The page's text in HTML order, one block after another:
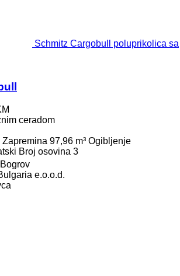
Schmitz Cargobull poluprikolica sa
ceradom
Zapremina 97,96 m³ Ogibljenje
Broj osovina 3
e.o.o.d.